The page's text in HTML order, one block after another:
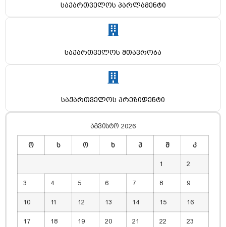
საქართველოს პარლამენტი
საქართველოს მთავრობა
საქართველოს პრეზიდენტი
აგვისტო 2026
ო ს ო ხ პ შ კ
1 2
3 4 5 6 7 8 9
10 11 12 13 14 15 16
17 18 19 20 21 22 23